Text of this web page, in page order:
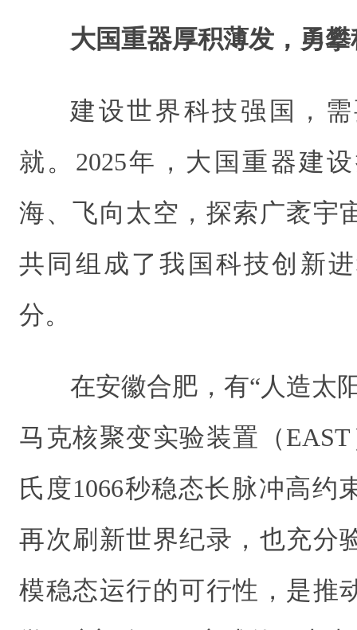
大国重器厚积薄发，勇
建设世界科技强国，
就。2025年，大国重器建
海、飞向太空，探索广袤宇
共同组成了我国科技创新
分。
在安徽合肥，有“人造太
马克核聚变实验装置（
氏度1066秒稳态长脉冲高约
再次刷新世界纪录，也充分
模稳态运行的可行性，是推